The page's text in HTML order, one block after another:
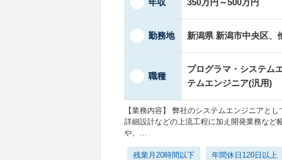
年収 350万円～500万円
勤務地 新潟県 新潟市中央区、
職種
プログラマ・システム
テムエンジニア(汎用)
【業務内容】 弊社のシステムエンジニアと
詳細設計などの上流工程に加え開発業務など
や、…
残業月20時間以下 年間休日120日以上